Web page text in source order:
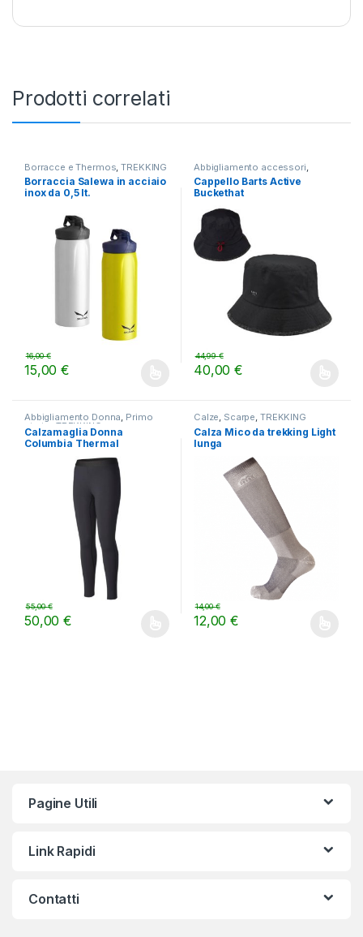
Prodotti correlati
Borracce e Thermos ,TREKKING
Borraccia Salewa in acciaio
inox da 0,5 lt.
15,00€
16,00€
Questo prodotto ha più varianti. Le opzioni possono essere
Abbigliamento accessori
TREKKING
Cappello Barts Active
Buckethat
40,00€
44,99€
Questo prodotto ha più
Abbigliamento Donna, Primo
strato TREKKING
Calzamaglia Donna
Columbia Thermal
Reflective OmniHeat
50,00€
55,00€
Questo prodotto ha più varianti. Le opzioni possono essere
Calze, Scarpe, TREKKING
Calza Mico da trekking Light
lunga
12,00€
14,00€
Questo prodotto ha più
Pagine Utili
Link Rapidi
Contatti